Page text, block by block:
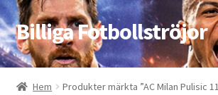
Hoppa
till
navigering
Hoppa
till
innehåll
Billiga Fotbollströjor
Hem
Hem
Produkter märkta ”AC Milan Pulisic